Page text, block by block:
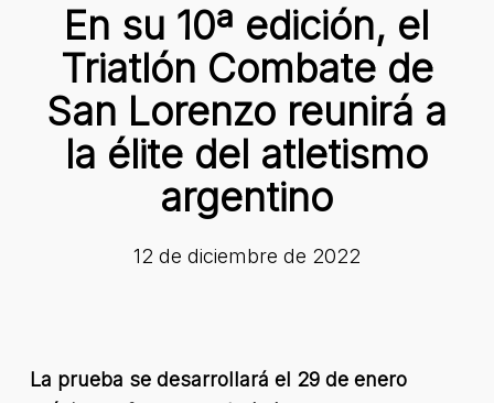
En su 10ª edición, el
Triatlón Combate de
San Lorenzo reunirá a
la élite del atletismo
argentino
12 de diciembre de 2022
La prueba se desarrollará el 29 de enero